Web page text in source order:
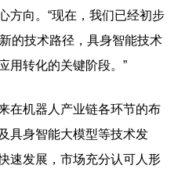
方向。“现在，我们已经初步
的技术路径，具身智能技术
用转化的关键阶段。”
机器人产业链各环节的布
具身智能大模型等技术发
速发展，市场充分认可人形